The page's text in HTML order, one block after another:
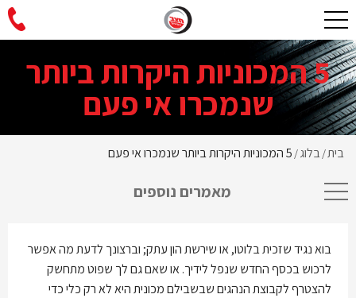
5 המכוניות היקרות ביותר
שנמכרו אי פעם
בית/בלוג/ 5 המכוניות היקרות ביותר שנמכרו אי פעם
מאמרים נוספים
בוא נגיד שזכית בלוטו, או שירשת הון עתק; וברצונך לדעת מה אפשר
לרכוש בכסף החדש שנפל לידיך. או שאם גם לך שפוט מתחשק
להצטרף לקבוצת הנהגים שבשבילם מכונית היא לא רק כלי כדי